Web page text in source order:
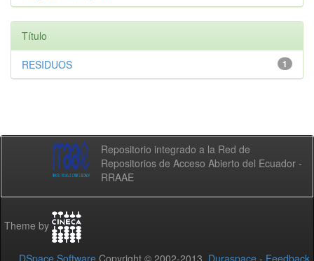
Título
1
RESIDUOS
Repositorio integrado a la Red de
Repositorios de Acceso Abierto del Ecuador -
RRAAE
Theme by
DSpace Software Copyright © 2002-2013 Duraspace - Feedback